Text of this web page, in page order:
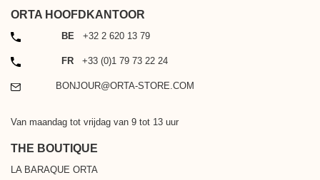
ORTA HOOFDKANTOOR
TELEFOON
BE +32 2 620 13 79
TELEFOON
FR +33 (0)1 79 73 22 24
BONJOUR@ORTA-STORE.COM
Van maandag tot vrijdag van 9 tot 13 uur
THE BOUTIQUE
LA BARAQUE ORTA